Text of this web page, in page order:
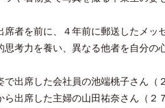
者を前に、４年前に郵送したメッ
思考力を養い、異なる他者を自分の
出席した会社員の池端桃子さん（
ら出席した主婦の山田祐奈さん（２